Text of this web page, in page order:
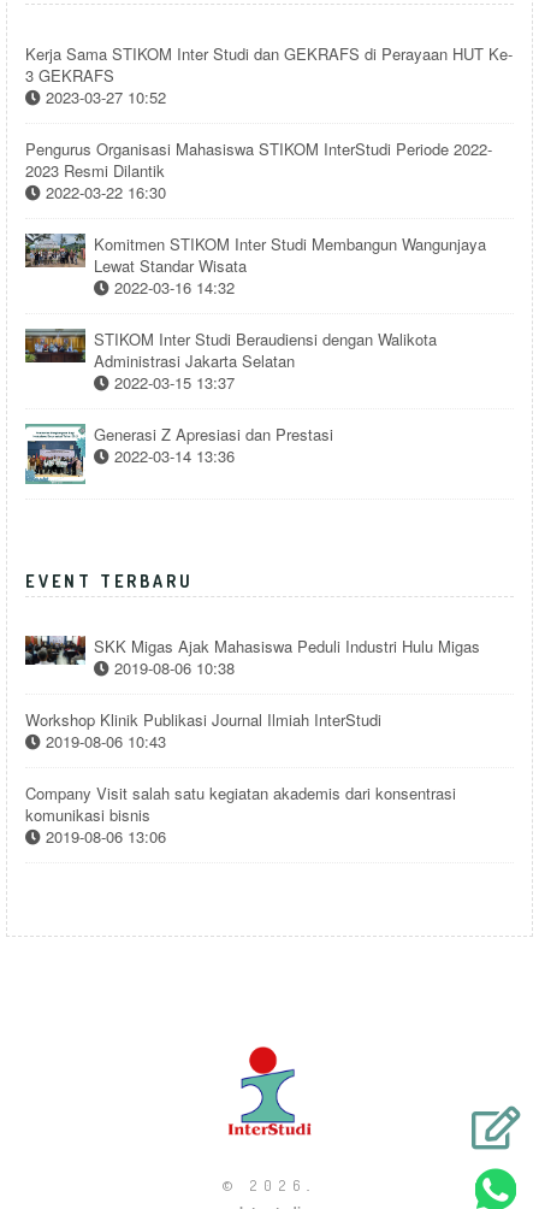
Kerja Sama STIKOM Inter Studi dan GEKRAFS di Perayaan HUT Ke-
3 GEKRAFS
2023-03-27 10:52
Pengurus Organisasi Mahasiswa STIKOM InterStudi Periode 2022-
2023 Resmi Dilantik
2022-03-22 16:30
Komitmen STIKOM Inter Studi Membangun Wangunjaya
Lewat Standar Wisata
2022-03-16 14:32
STIKOM Inter Studi Beraudiensi dengan Walikota
Administrasi Jakarta Selatan
2022-03-15 13:37
Generasi Z Apresiasi dan Prestasi
2022-03-14 13:36
EVENT TERBARU
SKK Migas Ajak Mahasiswa Peduli Industri Hulu Migas
2019-08-06 10:38
Workshop Klinik Publikasi Journal Ilmiah InterStudi
2019-08-06 10:43
Company Visit salah satu kegiatan akademis dari konsentrasi
komunikasi bisnis
2019-08-06 13:06
© 2026